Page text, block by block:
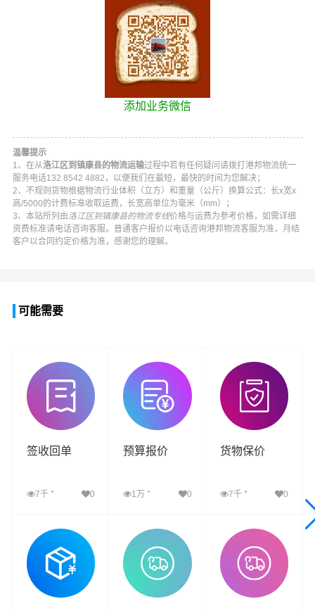
添加业务微信
温馨提示
1、在从洛江区到镇康县的物流运输过程中若有任何疑问请拨打 港邦物流统一
服务电话132 8542 4882 ，以便我们在最短，最快的时间为您解决；
2、不规则货物根据物流行业体积（立方）和重量（公斤）换算公式：长x宽x
高/5000的计费标准收取运费，长宽高单位为毫米（mm）；
3、本站所列由洛江区到镇康县的物流专线价格与运费为参考价格，如需详细
资费标准请电话咨询客服。普通客户报价以电话咨询港邦物流客服为准，月结
客户以合同约定价格为准，感谢您的理解。
可能需要
签收回单
7千 + 0
查看详细
预算报价
1万+ 0
查看详细
货物保价
7千 + 0
查看详细